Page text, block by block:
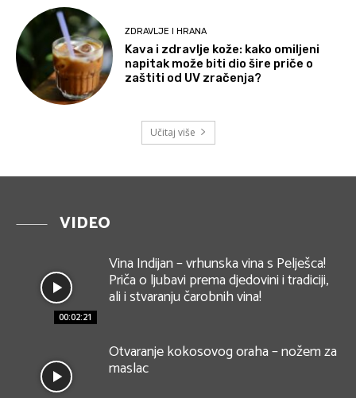
ZDRAVLJE I HRANA
Kava i zdravlje kože: kako omiljeni
napitak može biti dio šire priče o
zaštiti od UV zračenja?
Učitaj više
VIDEO
00:02:21
Vina Indijan – vrhunska vina s Pelješca!
Priča o ljubavi prema djedovini i tradiciji,
ali i stvaranju čarobnih vina!
Otvaranje kokosovog oraha – nožem za
maslac